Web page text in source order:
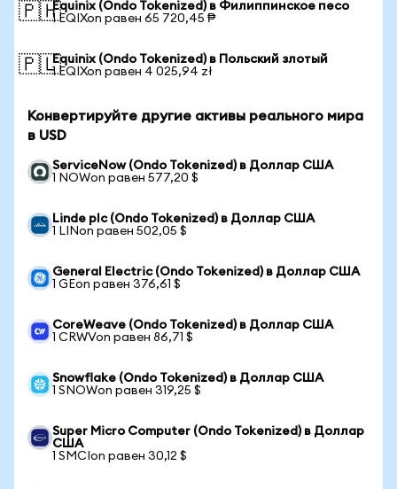
🇵🇭Equinix (Ondo Tokenized) в Филиппинское песо
1 EQIXon равен 65 720,45 ₱
🇵🇱Equinix (Ondo Tokenized) в Польский злотый
1 EQIXon равен 4 025,94 zł
Конвертируйте другие активы реального мира
в USD
ServiceNow (Ondo Tokenized) в Доллар США
1 NOWon равен 577,20 $
Linde plc (Ondo Tokenized) в Доллар США
1 LINon равен 502,05 $
General Electric (Ondo Tokenized) в Доллар США
1 GEon равен 376,61 $
CoreWeave (Ondo Tokenized) в Доллар США
1 CRWVon равен 86,71 $
Snowflake (Ondo Tokenized) в Доллар США
1 SNOWon равен 319,25 $
Super Micro Computer (Ondo Tokenized) в Доллар
США
1 SMCIon равен 30,12 $